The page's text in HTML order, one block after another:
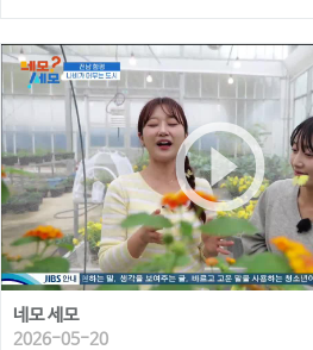
play_circle_outline
네모 세모
2026-05-20